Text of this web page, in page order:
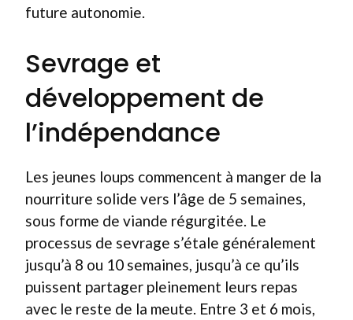
future autonomie.
Sevrage et
développement de
l’indépendance
Les jeunes loups commencent à manger de la
nourriture solide vers l’âge de 5 semaines,
sous forme de viande régurgitée. Le
processus de sevrage s’étale généralement
jusqu’à 8 ou 10 semaines, jusqu’à ce qu’ils
puissent partager pleinement leurs repas
avec le reste de la meute. Entre 3 et 6 mois,